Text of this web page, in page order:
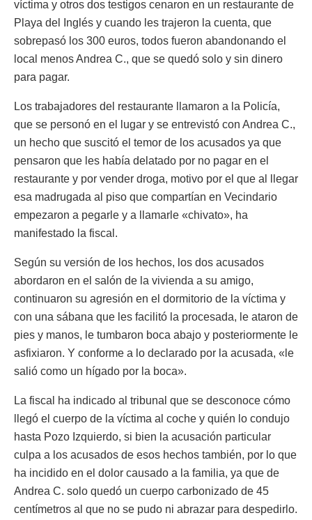
víctima y otros dos testigos cenaron en un restaurante de
Playa del Inglés y cuando les trajeron la cuenta, que
sobrepasó los 300 euros, todos fueron abandonando el
local menos Andrea C., que se quedó solo y sin dinero
para pagar.
Los trabajadores del restaurante llamaron a la Policía,
que se personó en el lugar y se entrevistó con Andrea C.,
un hecho que suscitó el temor de los acusados ya que
pensaron que les había delatado por no pagar en el
restaurante y por vender droga, motivo por el que al llegar
esa madrugada al piso que compartían en Vecindario
empezaron a pegarle y a llamarle «chivato», ha
manifestado la fiscal.
Según su versión de los hechos, los dos acusados
abordaron en el salón de la vivienda a su amigo,
continuaron su agresión en el dormitorio de la víctima y
con una sábana que les facilitó la procesada, le ataron de
pies y manos, le tumbaron boca abajo y posteriormente le
asfixiaron. Y conforme a lo declarado por la acusada, «le
salió como un hígado por la boca».
La fiscal ha indicado al tribunal que se desconoce cómo
llegó el cuerpo de la víctima al coche y quién lo condujo
hasta Pozo Izquierdo, si bien la acusación particular
culpa a los acusados de esos hechos también, por lo que
ha incidido en el dolor causado a la familia, ya que de
Andrea C. solo quedó un cuerpo carbonizado de 45
centímetros al que no se pudo ni abrazar para despedirlo.